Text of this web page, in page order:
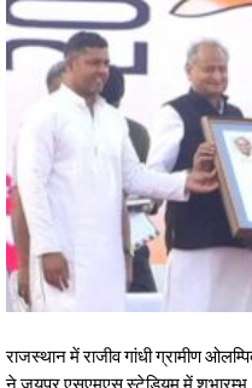
राजस्थान में राजीव गांधी ग्रामीण